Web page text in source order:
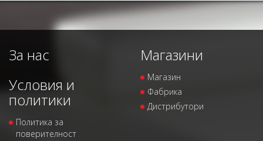
За нас
Условия и
политики
Политика за
поверителност
Магазини
Магазин
Фабрика
Дистрибутори